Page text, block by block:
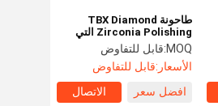
طاحونة TBX Diamond
Zirconia Polishing التي
تُثبت على عجلات باللون الأخضر
MOQ: قابل للتفاوض
الأسعار:قابل للتفاوض
افضل سعر
الاتصال